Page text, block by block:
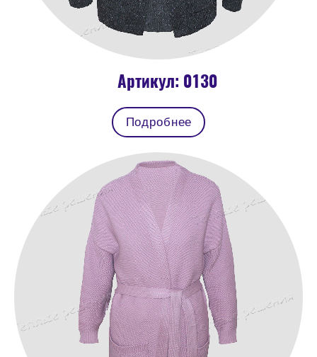
Артикул: 0130
Подробнее